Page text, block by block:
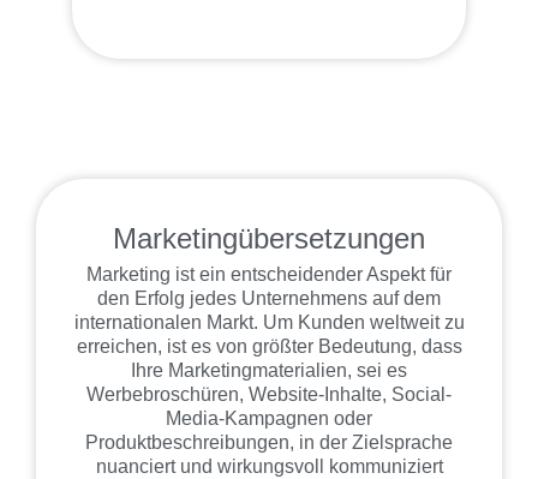
Marketingübersetzungen
Marketing ist ein entscheidender Aspekt für
den Erfolg jedes Unternehmens auf dem
internationalen Markt. Um Kunden weltweit zu
erreichen, ist es von größter Bedeutung, dass
Ihre Marketingmaterialien, sei es
Werbebroschüren, Website-Inhalte, Social-
Media-Kampagnen oder
Produktbeschreibungen, in der Zielsprache
nuanciert und wirkungsvoll kommuniziert